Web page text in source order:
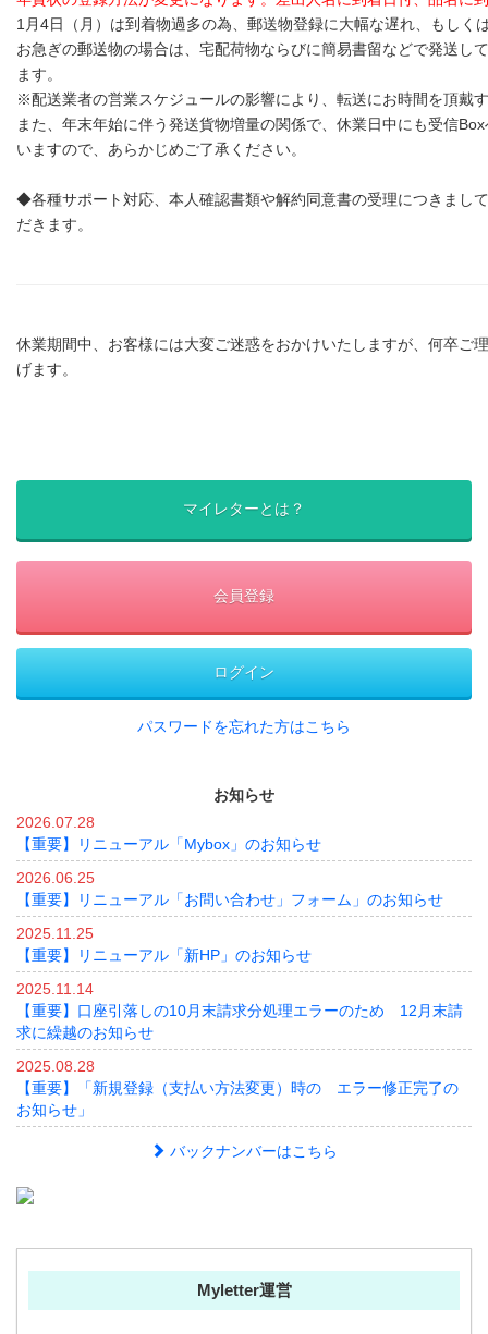
1月4日（月）は到着物過多の為、郵送物登録に大幅な遅れ、もしく
お急ぎの郵送物の場合は、宅配荷物ならびに簡易書留などで発送し
ます。
※配送業者の営業スケジュールの影響により、転送にお時間を頂戴
また、年末年始に伴う発送貨物増量の関係で、休業日中にも受信
いますので、あらかじめご了承ください。
◆各種サポート対応、本人確認書類や解約同意書の受理につきまし
だきます。
休業期間中、お客様には大変ご迷惑をおかけいたしますが、何卒ご
げます。
マイレターとは？
会員登録
ログイン
パスワードを忘れた方はこちら
お知らせ
2026.07.28
【重要】リニューアル「Mybox」のお知らせ
2026.06.25
【重要】リニューアル「お問い合わせ」フォーム」のお知らせ
2025.11.25
【重要】リニューアル「新HP」のお知らせ
2025.11.14
【重要】口座引落しの10月末請求分処理エラーのため 12月末請
求に繰越のお知らせ
2025.08.28
【重要】「新規登録（支払い方法変更）時の エラー修正完了の
お知らせ」
バックナンバーはこちら
Myletter運営